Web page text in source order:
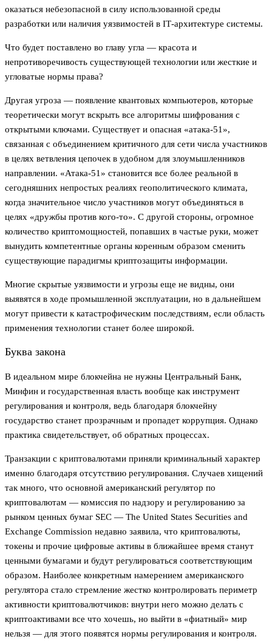
оказаться небезопасной в силу использованной среды
разработки или наличия уязвимостей в IТ-архитектуре системы.
Что будет поставлено во главу угла — красота и
непротиворечивость существующей технологии или жесткие и
угловатые нормы права?
Другая угроза — появление квантовых компьютеров, которые
теоретически могут вскрыть все алгоритмы шифрования с
открытыми ключами. Существует и опасная «атака-51»,
связанная с объединением критичного для сети числа участников
в целях ветвления цепочек в удобном для злоумышленников
направлении. «Атака-51» становится все более реальной в
сегодняшних непростых реалиях геополитического климата,
когда значительное число участников могут объединяться в
целях «дружбы против кого-то». С другой стороны, огромное
количество криптомощностей, попавших в частые руки, может
вынудить компетентные органы коренным образом сменить
существующие парадигмы криптозащиты информации.
Многие скрытые уязвимости и угрозы еще не видны, они
выявятся в ходе промышленной эксплуатации, но в дальнейшем
могут привести к катастрофическим последствиям, если область
применения технологии станет более широкой.
Буква закона
В идеальном мире блокчейна не нужны Центральный Банк,
Минфин и государственная власть вообще как инструмент
регулирования и контроля, ведь благодаря блокчейну
государство станет прозрачным и пропадет коррупция. Однако
практика свидетельствует, об обратных процессах.
Транзакции с криптовалютами приняли криминальный характер
именно благодаря отсутствию регулирования. Случаев хищений
так много, что основной американский регулятор по
криптовалютам — комиссия по надзору и регулированию за
рынком ценных бумаг SEC — The United States Securities and
Exchange Commission недавно заявила, что криптовалюты,
токены и прочие цифровые активы в ближайшее время станут
ценными бумагами и будут регулироваться соответствующим
образом. Наиболее конкретным намерением американского
регулятора стало стремление жестко контролировать периметр
активности криптовалютчиков: внутри него можно делать с
криптоактивами все что хочешь, но выйти в «фиатный» мир
нельзя — для этого появятся нормы регулирования и контроля.